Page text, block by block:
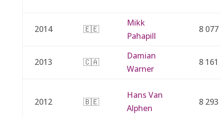
2014 🇪🇪
Mikk
Pahapill
8 077
2013 🇨🇦
Damian
Warner
8 161
2012 🇧🇪
Hans Van
Alphen
8 293